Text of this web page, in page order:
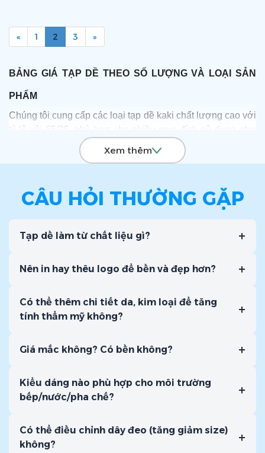
« 1 2 3 »
BẢNG GIÁ TẠP DỀ THEO SỐ LƯỢNG VÀ LOẠI SẢN
PHẨM
Chúng tôi cung cấp các loại tạp dề kaki chất lượng cao với
tỷ lệ vải 65/35, phù hợp cho nhiều mục đích sử dụng như
nhà hàng, quán cà phê, xưởng sản xuất... Giá tạp dề được
phân chia theo loại (dài/ngắn), có hoặc không bao gồm in
Tạp dề dài kaki 65/35 bao gồm in
Tạp dề dài kaki 65/35 không in
Tạp dề ngắn kaki 65/35 bao gồm in
Tạp dề ngắn kaki 65/35 không in
Chúng tôi áp dụng
chính sách giá linh hoạt theo số
lượng – số lượng đặt càng nhiều, đơn giá càng ưu đãi.
Quý khách vui lòng liên hệ để được tư vấn chi tiết và nhận
báo giá cụ thể theo nhu cầu.
Xem thêm
CÂU HỎI THƯỜNG GẶP
Tạp dề làm từ chất liệu gì? +
Nên in hay thêu logo để bền và đẹp hơn? +
Có thể thêm chi tiết da, kim loại để tăng
tính thẩm mỹ không?
+
Giá mắc không? Có bền không? +
Kiểu dáng nào phù hợp cho môi trường
bếp/nước/pha chế?
+
Có thể điều chỉnh dây đeo (tăng giảm size)
không?
+